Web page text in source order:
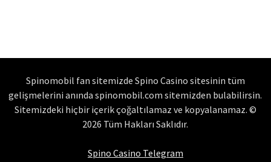
Spinomobil fan sitemizde Spino Casino sitesinin tüm
gelişmelerini anında spinomobil.com sitemizden bulabilirsin.
Sitemizdeki hiçbir içerik çoğaltılamaz ve kopyalanamaz. ©
2026 Tüm Hakları Saklıdır.
Spino Casino Telegram